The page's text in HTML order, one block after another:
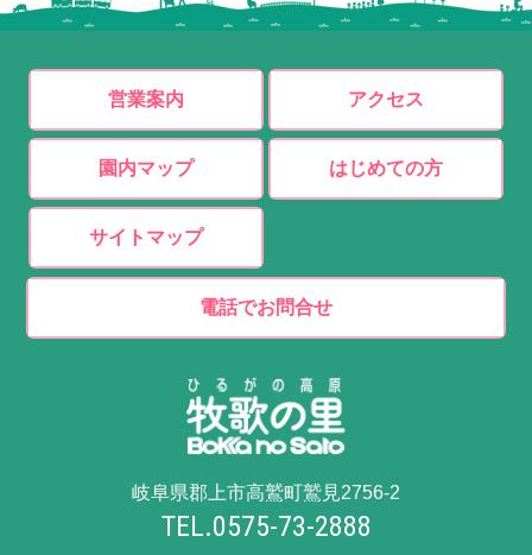
営業案内 アクセス
園内マップ はじめての方
サイトマップ
電話でお問合せ
岐阜県郡上市高鷲町鷲見2756-2
TEL.0575-73-2888